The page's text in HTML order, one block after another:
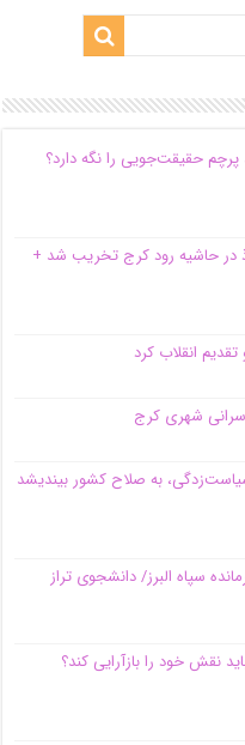
حقیقت‌جویی را نگه دارد؟
در حاشیه‌ رود کرج تخریب شد +
به صلاح کشور بیندیشد
سپاه البرز/ دانشجوی تراز
نقش خود را بازآرایی کند؟